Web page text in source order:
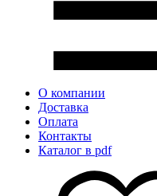
О компании
Доставка
Оплата
Контакты
Каталог в pdf